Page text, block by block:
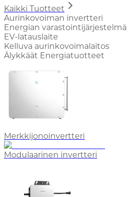
Kaikki Tuotteet
Aurinkovoiman invertteri
Energian varastointijärjestelmä
EV-latauslaite
Kelluva aurinkovoimalaitos
Älykkäät Energiatuotteet
Merkkijonoinvertteri
Modulaarinen invertteri